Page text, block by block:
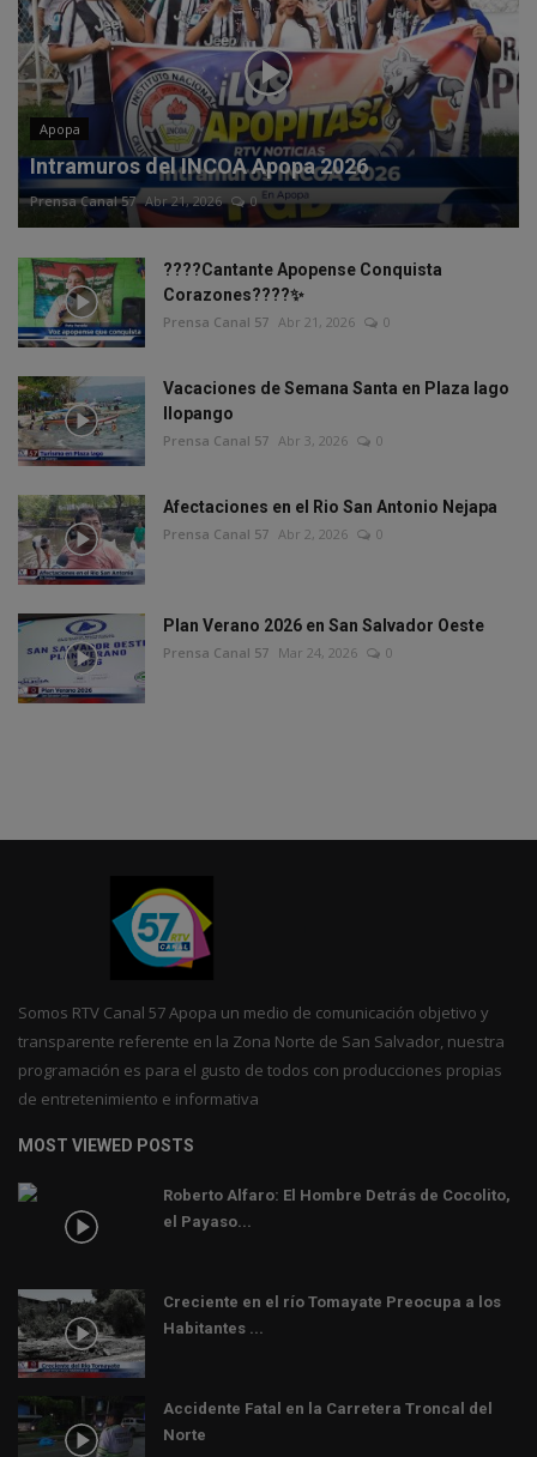
Apopa
Intramuros del INCOA Apopa 2026
Prensa Canal 57 Abr 21, 2026 0
????Cantante Apopense Conquista
Corazones????✨
Prensa Canal 57 Abr 21, 2026 0
Vacaciones de Semana Santa en Plaza lago
Ilopango
Prensa Canal 57 Abr 3, 2026 0
Afectaciones en el Rio San Antonio Nejapa
Prensa Canal 57 Abr 2, 2026 0
Plan Verano 2026 en San Salvador Oeste
Prensa Canal 57 Mar 24, 2026 0
Somos RTV Canal 57 Apopa un medio de comunicación objetivo y
transparente referente en la Zona Norte de San Salvador, nuestra
programación es para el gusto de todos con producciones propias
de entretenimiento e informativa
MOST VIEWED POSTS
Roberto Alfaro: El Hombre Detrás de Cocolito,
el Payaso...
Creciente en el río Tomayate Preocupa a los
Habitantes ...
Accidente Fatal en la Carretera Troncal del
Norte